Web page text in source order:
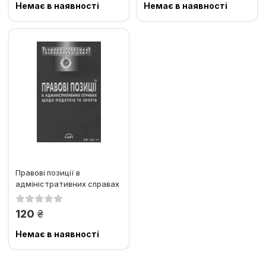
Немає в наявності Немає в наявності
Правові позиції в
адміністративних справах
щодо податків та зборів
120 грн.
Немає в наявності